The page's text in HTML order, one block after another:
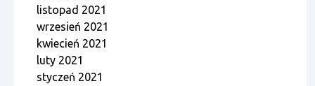
listopad 2021
wrzesień 2021
kwiecień 2021
luty 2021
styczeń 2021